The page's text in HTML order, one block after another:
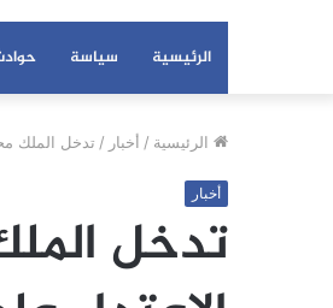
الرئيسية سياسة
الرئيسية / أخبار / تدخل الملك
أخبار
تدخل